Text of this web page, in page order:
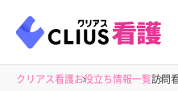
クリアス看護お役立ち情報一覧訪問